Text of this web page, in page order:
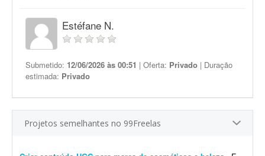
Estéfane N.
Submetido: 12/06/2026 às 00:51 | Oferta: Privado | Duração
estimada: Privado
Projetos semelhantes no 99Freelas